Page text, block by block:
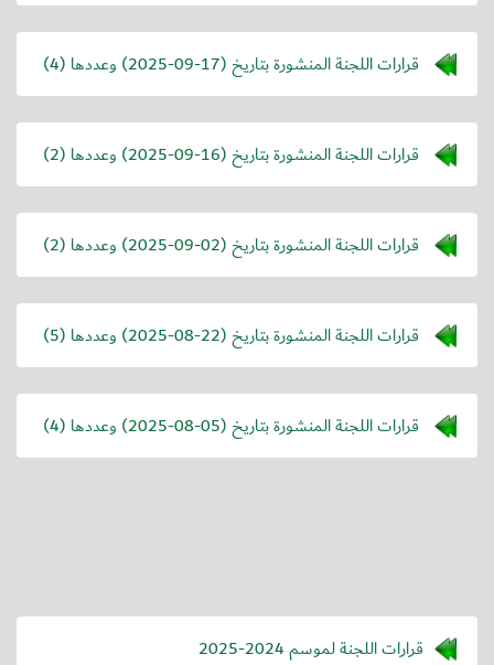
قرارات اللجنة المنشورة بتاريخ (2025-09-17) وعددها (4)
قرارات اللجنة المنشورة بتاريخ (2025-09-16) وعددها (2)
قرارات اللجنة المنشورة بتاريخ (2025-09-02) وعددها (2)
قرارات اللجنة المنشورة بتاريخ (2025-08-22) وعددها (5)
قرارات اللجنة المنشورة بتاريخ (2025-08-05) وعددها (4)
قرارات اللجنة لموسم 2024-2025